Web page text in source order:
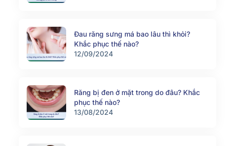
Đau răng sưng má bao lâu thì khỏi?
Khắc phục thế nào?
12/09/2024
Răng bị đen ở mặt trong do đâu? Khắc
phục thế nào?
13/08/2024